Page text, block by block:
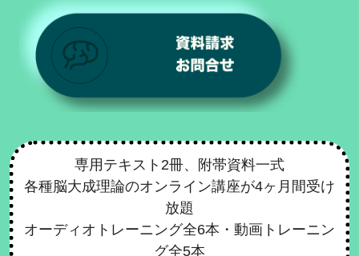
専用テキスト2冊、附帯資料一式
各種脳大成理論のオンライン講座が4ヶ月間受け
放題
オーディオトレーニング全6本・動画トレーニン
グ全5本